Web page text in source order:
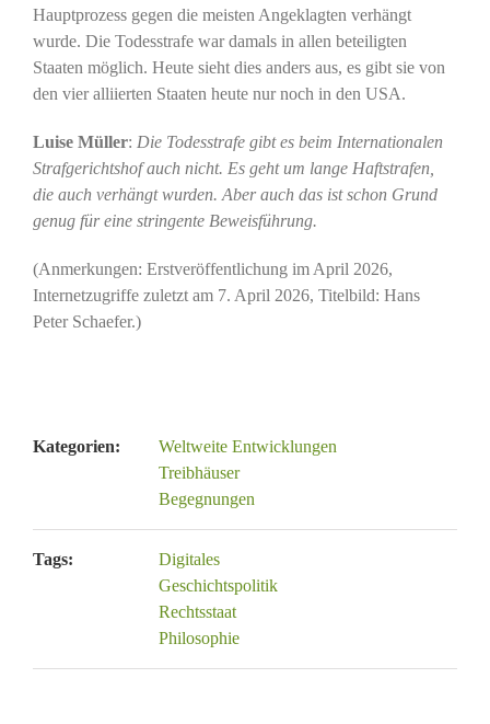
Hauptprozess gegen die meisten Angeklagten verhängt
wurde. Die Todesstrafe war damals in allen beteiligten
Staaten möglich. Heute sieht dies anders aus, es gibt sie von
den vier alliierten Staaten heute nur noch in den USA.
Luise Müller: Die Todesstrafe gibt es beim Internationalen
Strafgerichtshof auch nicht. Es geht um lange Haftstrafen,
die auch verhängt wurden. Aber auch das ist schon Grund
genug für eine stringente Beweisführung.
(Anmerkungen: Erstveröffentlichung im April 2026,
Internetzugriffe zuletzt am 7. April 2026, Titelbild: Hans
Peter Schaefer.)
Kategorien:
Weltweite Entwicklungen
Treibhäuser
Begegnungen
Tags:
Digitales
Geschichtspolitik
Rechtsstaat
Philosophie